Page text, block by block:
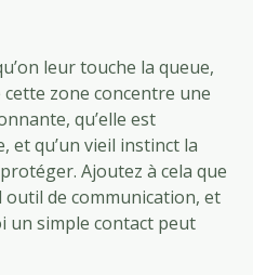
leur touche la queue,
cette zone concentre une
qu’elle est
et qu’un vieil instinct la
Ajoutez à cela que
de communication, et
un simple contact peut